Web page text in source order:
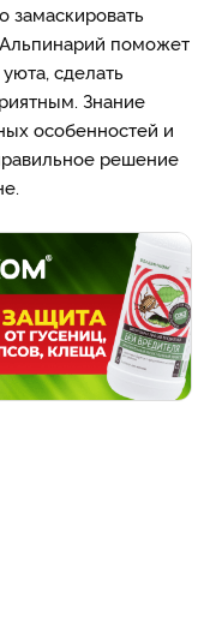
замаскировать
поможет
сделать
Знание
особенностей и
решение